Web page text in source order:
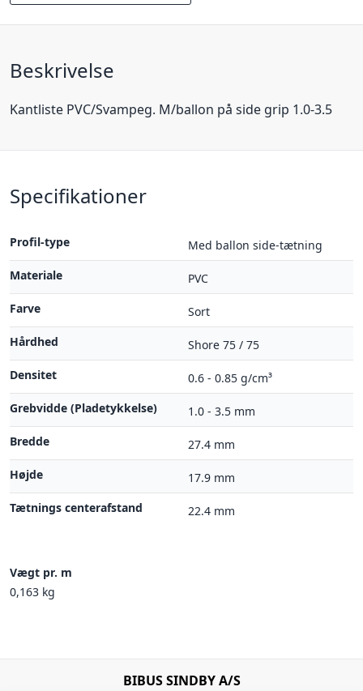
Beskrivelse
Kantliste PVC/Svampeg. M/ballon på side grip 1.0-3.5
Specifikationer
Profil-type
Med ballon side-tætning
Materiale
PVC
Farve
Sort
Hårdhed
Shore 75 / 75
Densitet
0.6 - 0.85 g/cm³
Grebvidde (Pladetykkelse)
1.0 - 3.5 mm
Bredde
27.4 mm
Højde
17.9 mm
Tætnings centerafstand
22.4 mm
Vægt pr. m
0,163 kg
BIBUS SINDBY A/S